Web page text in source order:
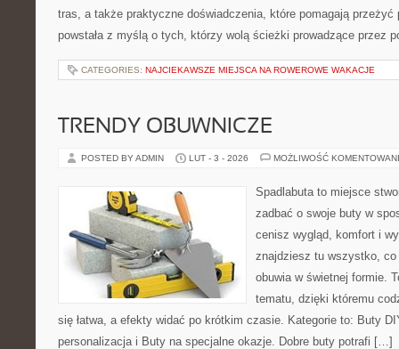
tras, a także praktyczne doświadczenia, które pomagają przeżyć
powstała z myślą o tych, którzy wolą ścieżki prowadzące przez
CATEGORIES: NAJCIEKAWSZE MIEJSCA NA ROWEROWE WAKACJE
TRENDY OBUWNICZE
POSTED BY ADMIN LUT - 3 - 2026 MOŻLIWOŚĆ
Spadlabuta to miejsce
zadbać o swoje buty w
cenisz wygląd, komfort i
znajdziesz tu wszystko, co
obuwia w świetnej formie.
tematu, dzięki któremu
się łatwa, a efekty widać po krótkim czasie. Kategorie to: Buty
personalizacja i Buty na specjalne okazje. Dobre buty potrafi […]